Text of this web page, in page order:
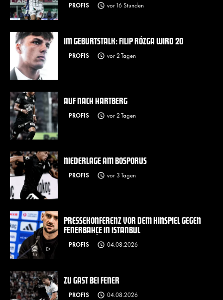
PROFIS vor 16 Stunden
IM GEBURTSTALK: FILIP RÓZGA WIRD 20
PROFIS vor 2 Tagen
AUF NACH HARTBERG
PROFIS vor 2 Tagen
NIEDERLAGE AM BOSPORUS
PROFIS vor 3 Tagen
PRESSEKONFERENZ VOR DEM HINSPIEL GEGEN
FENERBAHÇE IN ISTANBUL
PROFIS 04.08.2026
ZU GAST BEI FENER
PROFIS 04.08.2026